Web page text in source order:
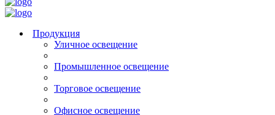
Продукция
Уличное освещение
Промышленное освещение
Торговое освещение
Офисное освещение